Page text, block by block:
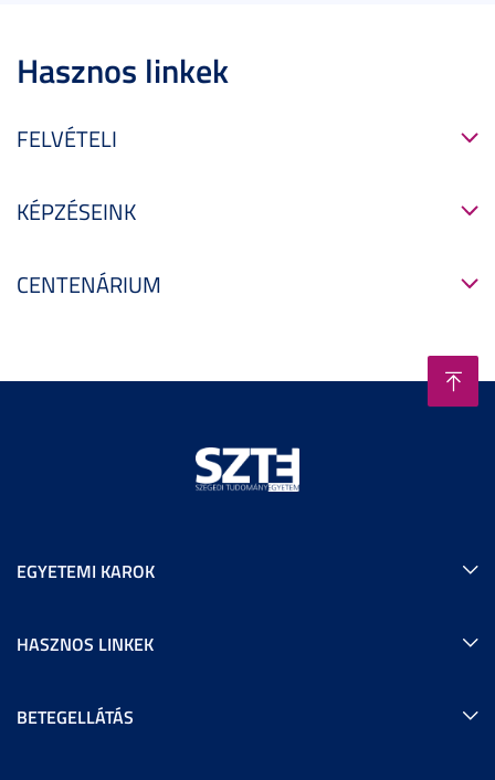
Hasznos linkek
FELVÉTELI
KÉPZÉSEINK
CENTENÁRIUM
EGYETEMI KAROK
HASZNOS LINKEK
BETEGELLÁTÁS